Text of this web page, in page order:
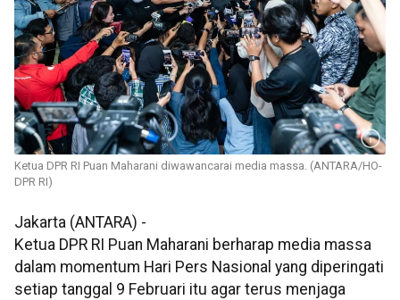
Ketua DPR RI Puan Maharani diwawancarai media massa. (ANTARA/HO-
DPR RI)
Jakarta (ANTARA) -
Ketua DPR RI Puan Maharani berharap media massa
dalam momentum Hari Pers Nasional yang diperingati
setiap tanggal 9 Februari itu agar terus menjaga